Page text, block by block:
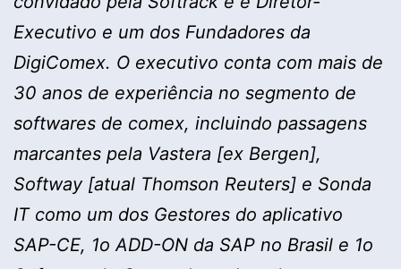
Executivo e um dos Fundadores da
DigiComex. O executivo conta com mais de
30 anos de experiência no segmento de
softwares de comex, incluindo passagens
marcantes pela Vastera [ex Bergen],
Softway [atual Thomson Reuters] e Sonda
IT como um dos Gestores do aplicativo
SAP-CE, 1o ADD-ON da SAP no Brasil e 1o